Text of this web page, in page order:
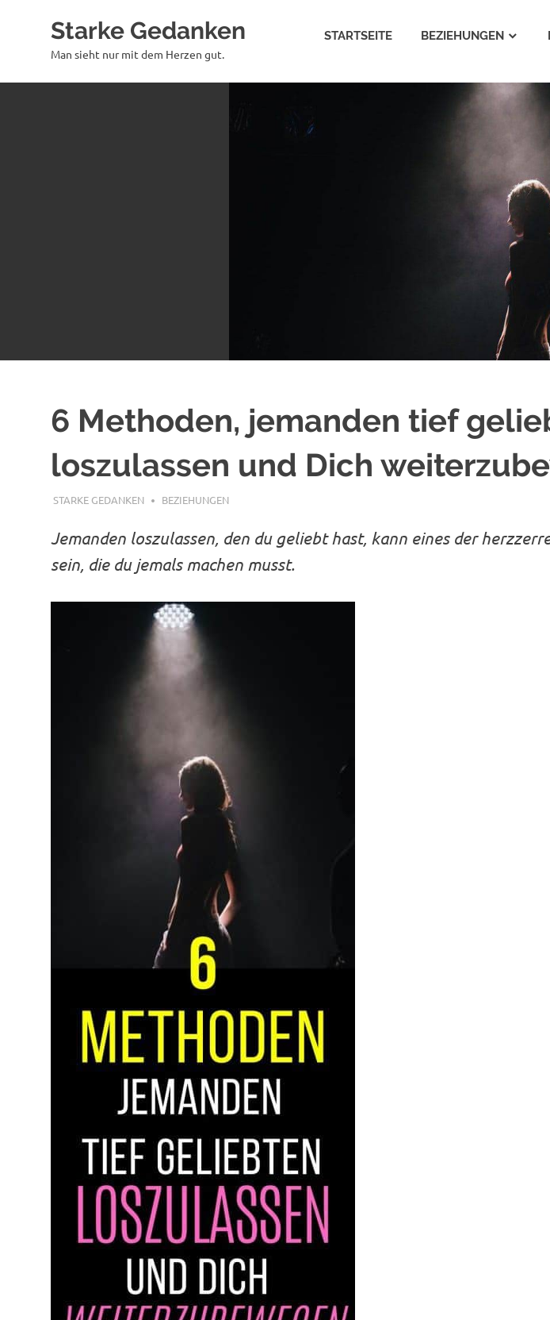
Starke Gedanken
Man sieht nur mit dem Herzen gut.
STARTSEITE BEZIEHUNGEN
6 Methoden, jemanden tief
loszulassen und Dich
JANUAR 5, 2020
STARKE GEDANKEN BEZIEHUNGEN
Jemanden loszulassen, den du geliebt hast, kann eines der
sein, die du jemals machen musst.